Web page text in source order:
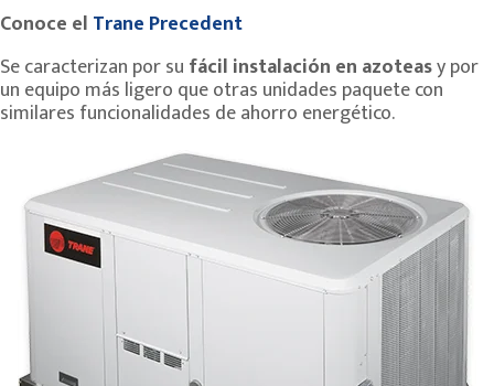
Conoce el Trane Precedent
Se caracterizan por su fácil instalación en azoteasy por
un equipo más ligero que otras unidades paquete con
similares funcionalidades de ahorro energético.